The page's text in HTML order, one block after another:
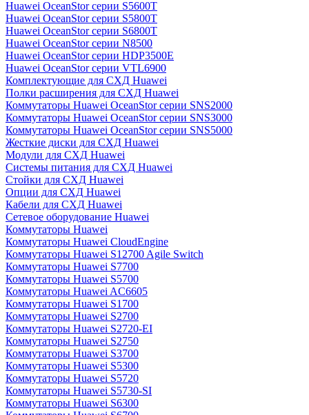
Huawei OceanStor серии S5600T
Huawei OceanStor серии S5800T
Huawei OceanStor серии S6800T
Huawei OceanStor серии N8500
Huawei OceanStor серии HDP3500E
Huawei OceanStor серии VTL6900
Комплектующие для СХД Huawei
Полки расширения для СХД Huawei
Коммутаторы Huawei OceanStor серии SNS2000
Коммутаторы Huawei OceanStor серии SNS3000
Коммутаторы Huawei OceanStor серии SNS5000
Жесткие диски для СХД Huawei
Модули для СХД Huawei
Системы питания для СХД Huawei
Стойки для СХД Huawei
Опции для СХД Huawei
Кабели для СХД Huawei
Сетевое оборудование Huawei
Коммутаторы Huawei
Коммутаторы Huawei CloudEngine
Коммутаторы Huawei S12700 Agile Switch
Коммутаторы Huawei S7700
Коммутаторы Huawei S5700
Коммутаторы Huawei AC6605
Коммутаторы Huawei S1700
Коммутаторы Huawei S2700
Коммутаторы Huawei S2720-EI
Коммутаторы Huawei S2750
Коммутаторы Huawei S3700
Коммутаторы Huawei S5300
Коммутаторы Huawei S5720
Коммутаторы Huawei S5730-SI
Коммутаторы Huawei S6300